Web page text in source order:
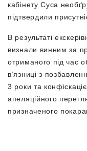
кабінету Суса
підтвердили
В результаті
визнали винним за
отриманого під час
в’язниці з
3 роки та
апеляційного
призначеного